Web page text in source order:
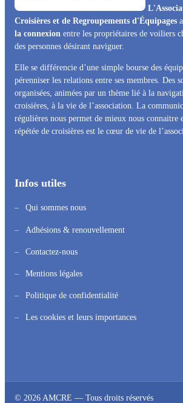
Croisières et de Regroupements d'Équipages
la connexion entre les propriétaires de voiliers
des personnes désirant naviguer.
Elle se différencie d’une simple bourse des
pérenniser les relations entre ses membres. Des
organisées, animées par un thème lié à la
croisières, à la vie de l’association. La
régulières nous permet de mieux nous connaitre
répétée de croisières est le cœur de vie de
Infos utiles
Qui sommes nous
Adhésions & renouvellement
Contactez-nous
Mentions légales
Politique de confidentialité
Les cookies et leurs importances
© 2026 AMCRE — Tous droits réservés